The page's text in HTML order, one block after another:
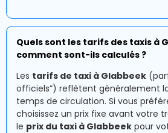
Quels sont les tarifs des taxis à
comment sont-ils calculés ?
Les tarifs de taxi à Glabbeek
officiels”) reflètent généralement
temps de circulation. Si vous
choisissez un prix fixe avant votre
le prix du taxi à Glabbeek pour